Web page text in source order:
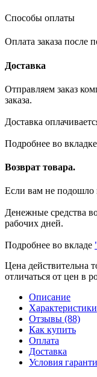
Способы оплаты
Оплата заказа после
Доставка
Отправляем заказ
заказа.
Доставка
Подробнее во вкладке
Возврат товара.
Если вам не подошло
Денежные средства
рабочих дней.
Подробнее во вкладе
Цена действительна
отличаться от цен в
Описание
Характеристики
Отзывы (88)
Как купить
Оплата
Доставка
Условия